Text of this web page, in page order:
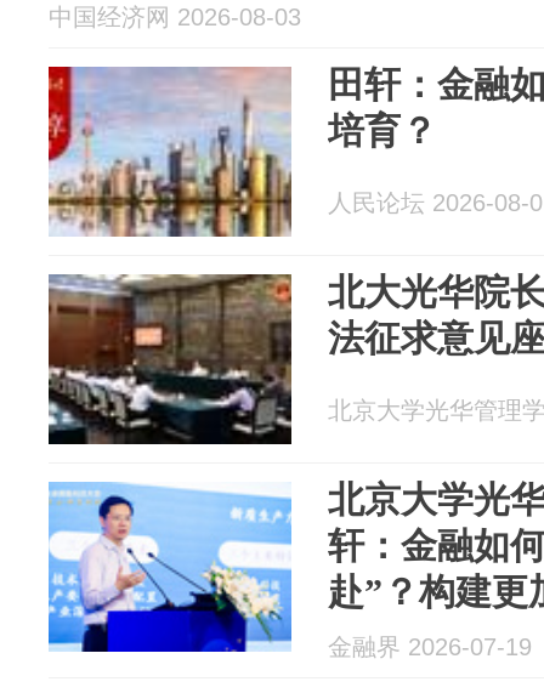
中国经济网 2026-08-03
田轩：金融
培育？
人民论坛 2026-08-
北大光华院
法征求意见
北京大学光华管理
北京大学光
轩：金融如
赴”？构建更
是关键
金融界 2026-07-19